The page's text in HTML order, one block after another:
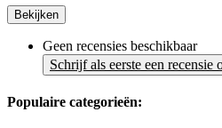
Bekijken
Geen recensies beschikbaar
Schrijf als eerste een recensie
Populaire categorieën: